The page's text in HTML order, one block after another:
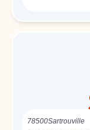
78500Sartrouville